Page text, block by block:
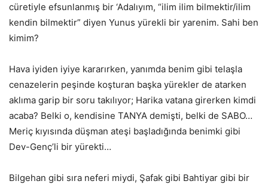
cüretiyle efsunlanmış bir ‘Adalıyım, “ilim ilim bilmektir/ilim
kendin bilmektir” diyen Yunus yürekli bir yarenim. Sahi ben
kimim?
Hava iyiden iyiye kararırken, yanımda benim gibi telaşla
cenazelerin peşinde koşturan başka yürekler de atarken
aklıma garip bir soru takılıyor; Harika vatana girerken kimdi
acaba? Belki o, kendisine TANYA demişti, belki de SABO…
Meriç kıyısında düşman ateşi başladığında benimki gibi
Dev-Genç’li bir yürekti…
Bilgehan gibi sıra neferi miydi, Şafak gibi Bahtiyar gibi bir